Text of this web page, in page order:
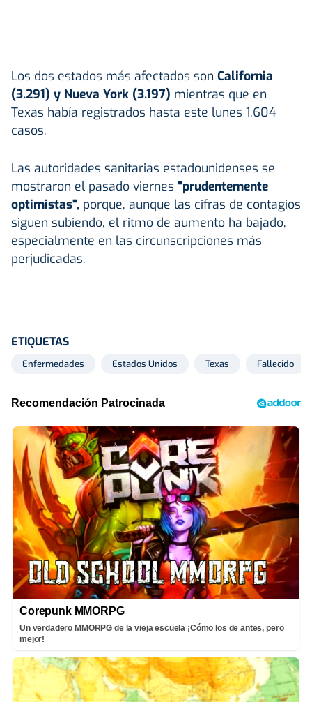
Los dos estados más afectados son California
(3.291) y Nueva York (3.197) mientras que en
Texas había registrados hasta este lunes 1.604
casos.
Las autoridades sanitarias estadounidenses se
mostraron el pasado viernes "prudentemente
optimistas", porque, aunque las cifras de contagios
siguen subiendo, el ritmo de aumento ha bajado,
especialmente en las circunscripciones más
perjudicadas.
ETIQUETAS
Enfermedades Estados Unidos Texas Fallecido
Corepunk MMORPG
Un verdadero MMORPG de la vieja escuela ¡Cómo los de antes, pero
mejor!